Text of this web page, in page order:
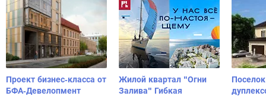
Проект бизнес-класса от
БФА-Девелопмент
Жилой квартал "Огни
Залива" Гибкая